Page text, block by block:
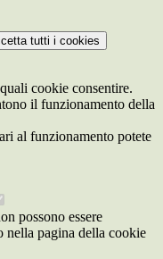
tutti i cookies
cookie consentire.
il funzionamento della
al funzionamento potete
possono essere
nella pagina della cookie